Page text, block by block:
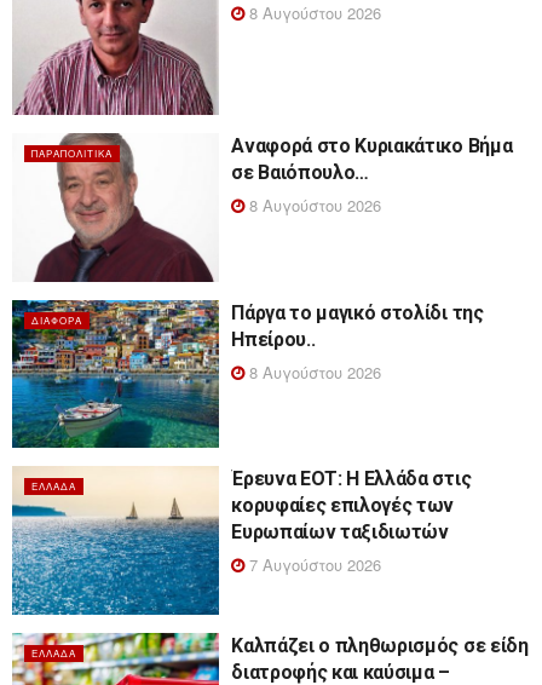
8 Αυγούστου 2026
ΠΑΡΑΠΟΛΙΤΙΚΆ
Αναφορά στο Κυριακάτικο Βήμα
σε Βαιόπουλο…
8 Αυγούστου 2026
ΔΙΆΦΟΡΑ
Πάργα το μαγικό στολίδι της
Ηπείρου..
8 Αυγούστου 2026
ΕΛΛΆΔΑ
Έρευνα ΕΟΤ: Η Ελλάδα στις
κορυφαίες επιλογές των
Ευρωπαίων ταξιδιωτών
7 Αυγούστου 2026
ΕΛΛΆΔΑ
Καλπάζει ο πληθωρισμός σε είδη
διατροφής και καύσιμα –